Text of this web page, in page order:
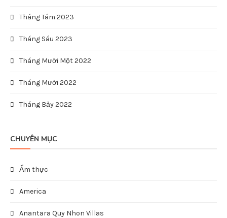
Tháng Tám 2023
Tháng Sáu 2023
Tháng Mười Một 2022
Tháng Mười 2022
Tháng Bảy 2022
CHUYÊN MỤC
Ẩm thực
America
Anantara Quy Nhon Villas